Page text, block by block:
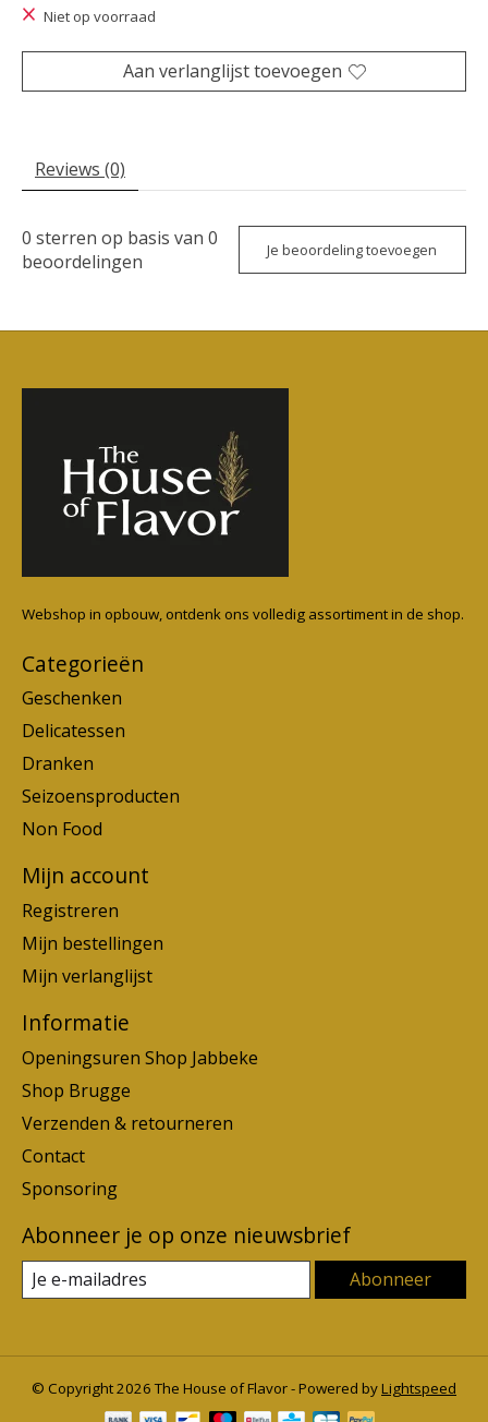
Niet op voorraad
Aan verlanglijst toevoegen
Reviews (0)
0 sterren op basis van 0
beoordelingen
Je beoordeling toevoegen
Webshop in opbouw, ontdenk ons volledig assortiment in de shop.
Categorieën
Geschenken
Delicatessen
Dranken
Seizoensproducten
Non Food
Mijn account
Registreren
Mijn bestellingen
Mijn verlanglijst
Informatie
Openingsuren Shop Jabbeke
Shop Brugge
Verzenden & retourneren
Contact
Sponsoring
Abonneer je op onze nieuwsbrief
Abonneer
© Copyright 2026 The House of Flavor - Powered byLightspeed